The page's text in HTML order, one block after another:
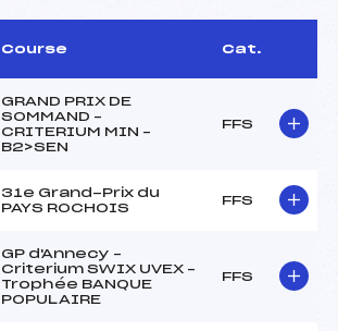
Course Cat.
GRAND PRIX DE
SOMMAND –
CRITERIUM MIN –
B2>SEN
FFS
31e Grand-Prix du
PAYS ROCHOIS
FFS
GP d'Annecy –
Criterium SWIX UVEX –
Trophée BANQUE
POPULAIRE
FFS